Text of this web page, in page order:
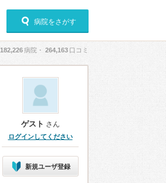
病院をさがす
182,226病院・ 264,163 口コミ
ゲスト さん
ログインしてください
新規ユーザ登録